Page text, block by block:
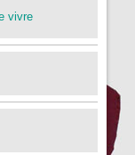
vivre